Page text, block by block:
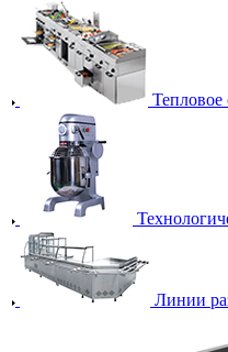
Тепловое
Линии